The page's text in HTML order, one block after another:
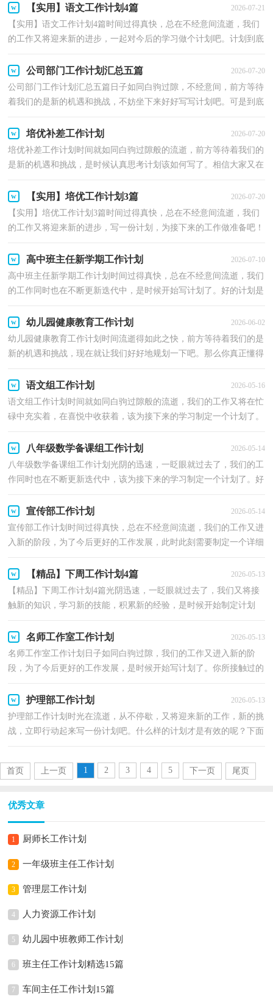
【实用】语文工作计划4篇 2026-07-21
【实用】语文工作计划4篇时间过得真快，总在不经意间流逝，我们
的工作又将迎来新的进步，一起对今后的学习做个计划吧。计划到底
公司部门工作计划汇总五篇 2026-07-20
公司部门工作计划汇总五篇日子如同白驹过隙，不经意间，前方等待
着我们的是新的机遇和挑战，不妨坐下来好好写写计划吧。可是到底
培优补差工作计划 2026-07-20
培优补差工作计划时间就如同白驹过隙般的流逝，前方等待着我们的
是新的机遇和挑战，是时候认真思考计划该如何写了。相信大家又在
【实用】培优工作计划3篇 2026-07-20
【实用】培优工作计划3篇时间过得真快，总在不经意间流逝，我们
的工作又将迎来新的进步，写一份计划，为接下来的工作做准备吧！
高中班主任新学期工作计划 2026-07-10
高中班主任新学期工作计划时间过得真快，总在不经意间流逝，我们
的工作同时也在不断更新迭代中，是时候开始写计划了。好的计划是
幼儿园健康教育工作计划 2026-06-02
幼儿园健康教育工作计划时间流逝得如此之快，前方等待着我们的是
新的机遇和挑战，现在就让我们好好地规划一下吧。那么你真正懂得
语文组工作计划 2026-05-16
语文组工作计划时间就如同白驹过隙般的流逝，我们的工作又将在忙
碌中充实着，在喜悦中收获着，该为接下来的学习制定一个计划了。
八年级数学备课组工作计划 2026-05-14
八年级数学备课组工作计划光阴的迅速，一眨眼就过去了，我们的工
作同时也在不断更新迭代中，该为接下来的学习制定一个计划了。好
宣传部工作计划 2026-05-14
宣传部工作计划时间过得真快，总在不经意间流逝，我们的工作又进
入新的阶段，为了今后更好的工作发展，此时此刻需要制定一个详细
【精品】下周工作计划4篇 2026-05-13
【精品】下周工作计划4篇光阴迅速，一眨眼就过去了，我们又将接
触新的知识，学习新的技能，积累新的经验，是时候开始制定计划
名师工作室工作计划 2026-05-13
名师工作室工作计划日子如同白驹过隙，我们的工作又进入新的阶
段，为了今后更好的工作发展，是时候开始写计划了。你所接触过的
护理部工作计划 2026-05-13
护理部工作计划时光在流逝，从不停歇，又将迎来新的工作，新的挑
战，立即行动起来写一份计划吧。什么样的计划才是有效的呢？下面
首页 上一页 1 2 3 4 5 下一页 尾页
优秀文章
1 厨师长工作计划
2 一年级班主任工作计划
3 管理层工作计划
4 人力资源工作计划
5 幼儿园中班教师工作计划
6 班主任工作计划精选15篇
7 车间主任工作计划15篇